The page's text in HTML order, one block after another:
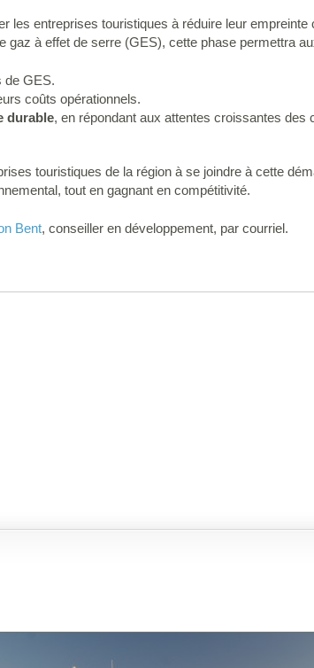
les entreprises touristiques à réduire leur
à effet de serre (GES), cette phase permettra
de GES.
coûts opérationnels.
durable, en répondant aux attentes croissantes des
touristiques de la région à se joindre à cette
tout en gagnant en compétitivité.
Bent, conseiller en développement, par courriel.